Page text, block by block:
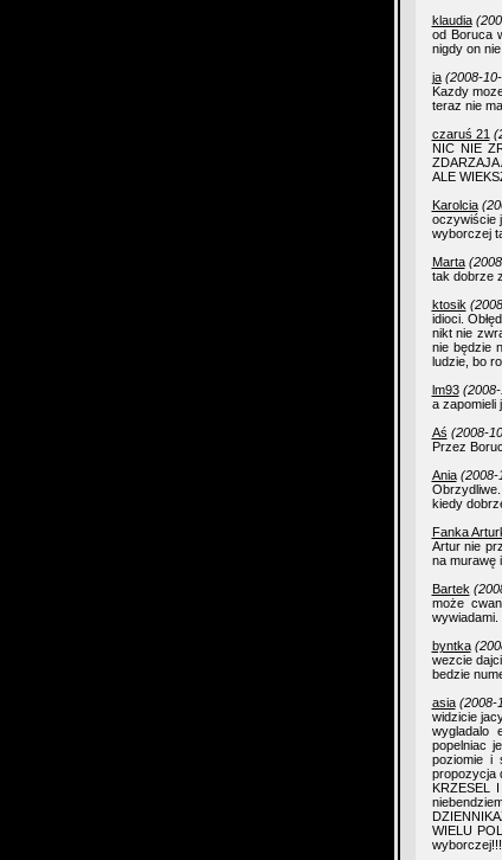
klaudia
od Boruca
nigdy on
ja (2008-
Kazdy
teraz nie
czaruś 21
NIC NIE
ALE
Karolcia
oczywiście
wyborczej
Marta
tak dobrze
ktosik
idioci.
nikt nie
nie będzie
ludzie, bo
lm93
a zapomieli
Aś (2008-
Przez
Ania (2008-
kiedy
Fanka
Artur nie
na murawę
Bartek
może
wywiadami.
byntka
wezcie
bedzie
asia (2008-
widzicie
wygladalo
popelniac
poziomie i
propozycja
KRZESEL
WIELU